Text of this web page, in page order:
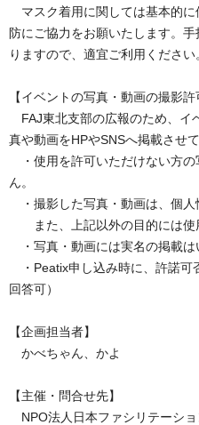
マスク着用に関しては基本的に
防にご協力をお願いたします。
りますので、適宜ご利用ください
【イベントの写真・動画の撮影許
FAJ東北支部の広報のため、イ
真や動画をHPやSNSへ掲載させ
・使用を許可いただけない方の
ん。
・撮影した写真・動画は、個人
また、上記以外の目的には使
・写真・動画には実名の掲載は
・Peatix申し込み時に、許諾可
回答可）
【企画担当者】
かべちゃん、かよ
【主催・問合せ先】
NPO法人日本ファシリテーシ